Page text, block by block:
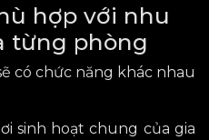
hợp với nhu
từng phòng
có chức năng khác nhau
sinh hoạt chung của gia